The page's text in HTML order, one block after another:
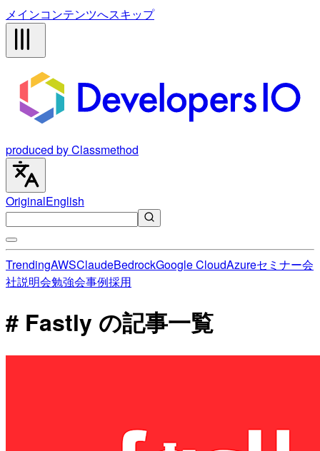
メインコンテンツへスキップ
produced by Classmethod
OriginalEnglish
TrendingAWSClaudeBedrockGoogle CloudAzureセミナー会
社説明会勉強会事例採用
# Fastly の記事一覧